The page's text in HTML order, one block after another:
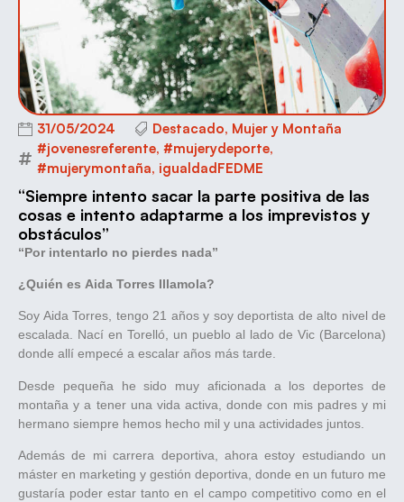
31/05/2024 Destacado, Mujer y Montaña
#jovenesreferente, #mujerydeporte,
#mujerymontaña, igualdadFEDME
“Siempre intento sacar la parte positiva de las
cosas e intento adaptarme a los imprevistos y
obstáculos”
“Por intentarlo no pierdes nada”
¿Quién es Aida Torres Illamola?
Soy Aida Torres, tengo 21 años y soy deportista de alto nivel de
escalada. Nací en Torelló, un pueblo al lado de Vic (Barcelona)
donde allí empecé a escalar años más tarde.
Desde pequeña he sido muy aficionada a los deportes de
montaña y a tener una vida activa, donde con mis padres y mi
hermano siempre hemos hecho mil y una actividades juntos.
Además de mi carrera deportiva, ahora estoy estudiando un
máster en marketing y gestión deportiva, donde en un futuro me
gustaría poder estar tanto en el campo competitivo como en el